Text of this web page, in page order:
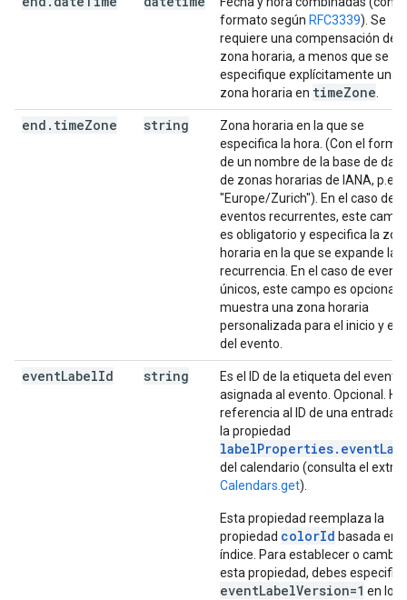
formato según RFC3339). Se
requiere una compensación de
zona horaria, a menos que se
especifique explícitamente una
zona horaria en timeZone
end . timeZone string
Zona horaria en la que se
especifica la hora. (Con el
de un nombre de la base de
de zonas horarias de IANA, p.ej.,
"Europe/Zurich"). En el caso de
eventos recurrentes, este
es obligatorio y especifica la
horaria en la que se expande la
recurrencia. En el caso de
únicos, este campo es opcional y
muestra una zona horaria
personalizada para el inicio y el
del evento.
eventLabelId string
Es el ID de la etiqueta del evento
asignada al evento. Opcional.
referencia al ID de una entrada
la propiedad
del calendario (consulta el
Calendars.get).
Esta propiedad reemplaza la
propiedad colorId basada en
índice. Para establecer o
esta propiedad, debes
eventLabelVersion=1 en los